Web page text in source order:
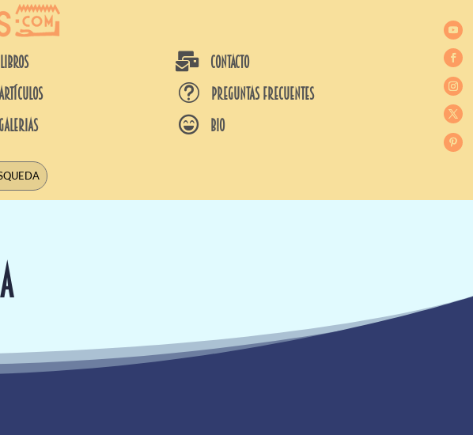
LIBROS
GALERIAS
 CONTACTO
t Preguntas frecuentes
 BIO